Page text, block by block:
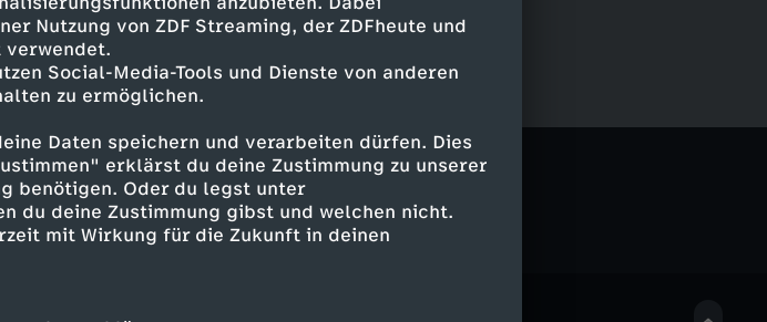
Nutzung von ZDF Streaming, der ZDFheute und
verwendet.
Social-Media-Tools und Dienste von anderen
zu ermöglichen.
Daten speichern und verarbeiten dürfen. Dies
erklärst du deine Zustimmung zu unserer
benötigen. Oder du legst unter
du deine Zustimmung gibst und welchen nicht.
mit Wirkung für die Zukunft in deinen
phoenix parlament